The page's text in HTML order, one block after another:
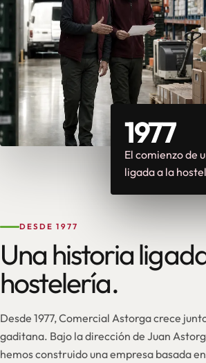
1977
El comienzo de
ligada a la
DESDE 1977
Una historia
hostelería.
Desde 1977, Comercial Astorga crece
gaditana. Bajo la dirección de Juan
hemos construido una empresa basada